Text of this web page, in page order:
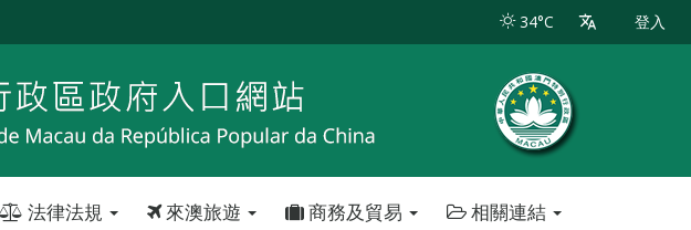
34°C 登入
法律法規 來澳旅遊 商務及貿易 相關連結